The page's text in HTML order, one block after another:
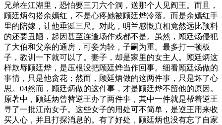
兄弟在江湖里，恐怕要三刀六个洞，送那个人见阎王。而且，
顾廷炳勾搭余嫣红，不是心疼她被顾廷烨冷落。而是余嫣红手
里的陪嫁，让他垂涎三尺。对此，明兰感慨真相竟然远比预料
的还要丑陋，起因甚至连逢场作戏都不是。虽然，顾廷炀侵犯
了大伯和父亲的通房，可妾为轻，子嗣为重。最多打一顿板
子，教训一下就可以了。妻子，却是家里的女主人。顾廷炳这
样欺辱顾廷烨，是压根没把顾廷烨当作回事。细看顾廷炀做的
事情，只是他贪花；然而，顾廷炳做的这两件事，只是坏了心
思。04然而，顾廷炳做的这件事，才是顾廷烨不留他的原因。
原著中，顾廷炳曾替逆王办了两件事，其中一件就是帮着逆王
寻了一批江南女子。这些女子的用处可不简单，是逆王用来收
买人心，并且打探消息的。有了好处，顾廷炳也没有忘了自家